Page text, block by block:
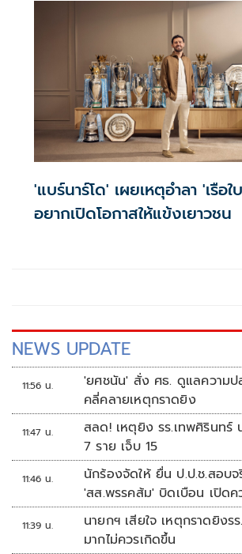
'แบร์นาร์โด' เผยเหตุอำลา 'เรือใ
อยากเปิดโอกาสให้แข้งเยาวชน
NEWS UPDATE
11:56 น.
'ยศชนัน' สั่ง ศธ. ดูแลความ
คลี่คลายเหตุกราดยิง
11:47 น.
สลด! เหตุยิง รร.เทพศิรินทร์
7 ราย เจ็บ 15
11:46 น.
นักร้องจัดให้ ยื่น ป.ป.ช.สอบจริยธรรม
'สส.พรรคส้ม' บิดเบือน เปิดค
ทหาร'
11:39 น.
นายกฯ เสียใจ เหตุกราดยิงร
มากไม่ควรเกิดขึ้น